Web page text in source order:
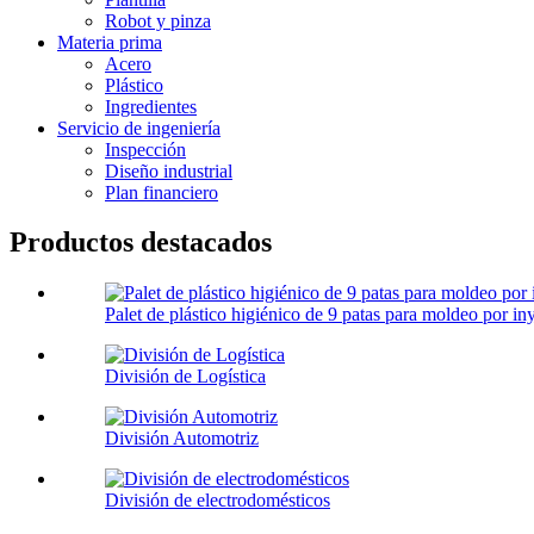
Robot y pinza
Materia prima
Acero
Plástico
Ingredientes
Servicio de ingeniería
Inspección
Diseño industrial
Plan financiero
Productos destacados
Palet de plástico higiénico de 9 patas para moldeo por
División de Logística
División Automotriz
División de electrodomésticos